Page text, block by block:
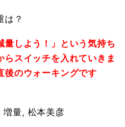
？
量しよう！」という気持ち
らスイッチを入れていきま
後のウォーキングです
増量, 松本美彦